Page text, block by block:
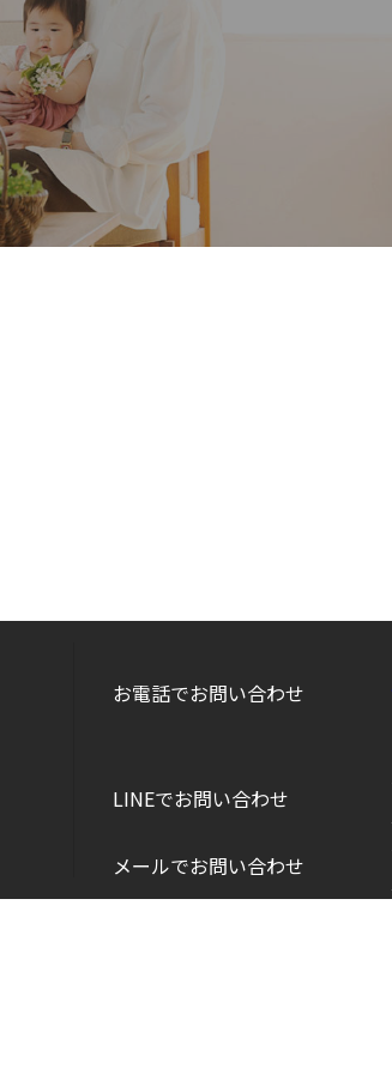
お電話でお問い合わせ
LINEでお問い合わせ
メールでお問い合わせ